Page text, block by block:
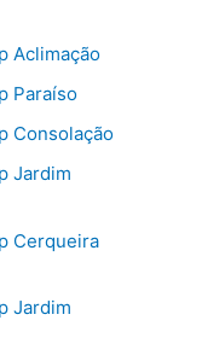
Aclimação
Paraíso
Consolação
Jardim
Cerqueira
Jardim